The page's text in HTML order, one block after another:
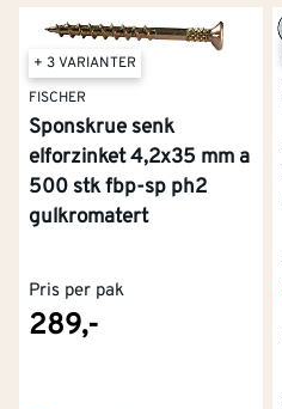
+ 3 VARIANTER
FISCHER
Sponskrue senk
elforzinket 4,2x35 mm a
500 stk fbp-sp ph2
gulkromatert
Pris per pak
289,-